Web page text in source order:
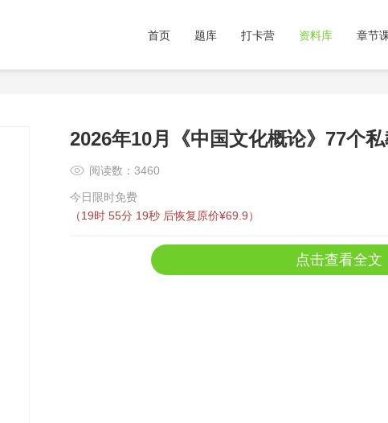
首页 题库 打卡营 资料库 章节
2026年10月《中国文化概论》77个私
阅读数：3460
今日限时免费
（19时 55分 19秒 后恢复原价¥69.9）
点击查看全文